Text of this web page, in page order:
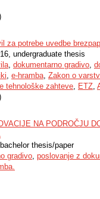
za potrebe uvedbe
undergraduate thesis
, dokumentarno gradivo,
, e-hramba, Zakon o
tehnološke zahteve, ETZ,
NA PODROČJU
thesis/paper
gradivo, poslovanje z